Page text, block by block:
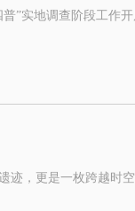
”实地调查阶段工作开
迹，更是一枚跨越时